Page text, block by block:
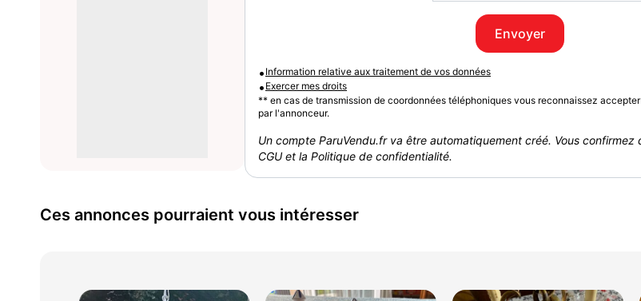
Envoyer
• Information relative aux traitement de vos données
• Exercer mes droits
** en cas de transmission de coordonnées téléphoniques vous reconnaissez
par l'annonceur.
Un compte ParuVendu.fr va être automatiquement créé. Vous
CGU et la Politique de confidentialité.
Ces annonces pourraient vous intéresser